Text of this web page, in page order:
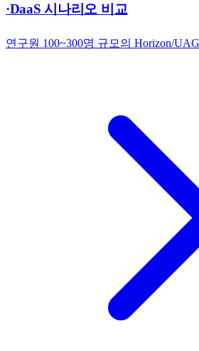
·DaaS 시나리오 비교
연구원 100~300명 규모의 Horizon/